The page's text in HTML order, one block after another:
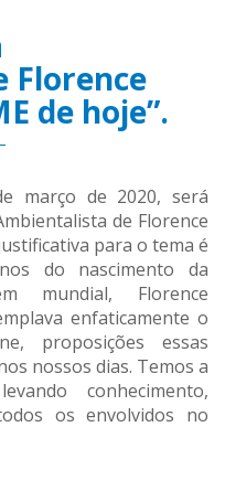
Florence
de hoje”.
março de 2020, será
de Florence
para o tema é
do nascimento da
mundial, Florence
enfaticamente o
proposições essas
nossos dias. Temos a
conhecimento,
os envolvidos no